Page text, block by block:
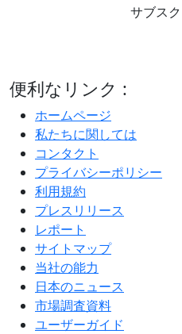
サブス
便利なリンク :
ホームページ
私たちに関しては
コンタクト
プライバシーポリシー
利用規約
プレスリリース
レポート
サイトマップ
当社の能力
日本のニュース
市場調査資料
ユーザーガイド